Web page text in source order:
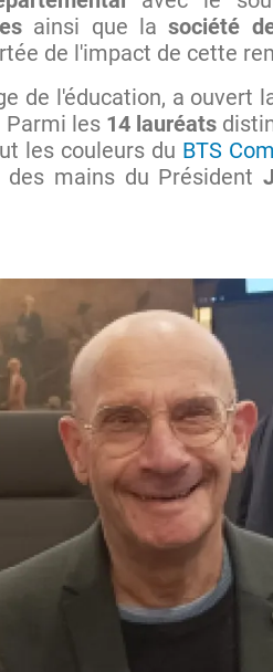
ainsi que lasociété
de l'impact de cette
de l'éducation, a ouvert
Parmi les 14 lauréats
les couleurs du BTS
mains du Président